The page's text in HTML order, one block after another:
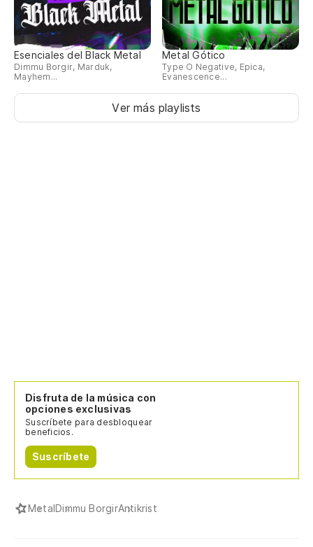
Esenciales del Black Metal
Dimmu Borgir, Marduk,
Mayhem...
Metal Gótico
Type O Negative, Epica,
Evanescence...
Ver más playlists
Disfruta de la música con
opciones exclusivas
Suscríbete para desbloquear
beneficios.
Suscríbete
MetalDimmu BorgirAntikrist